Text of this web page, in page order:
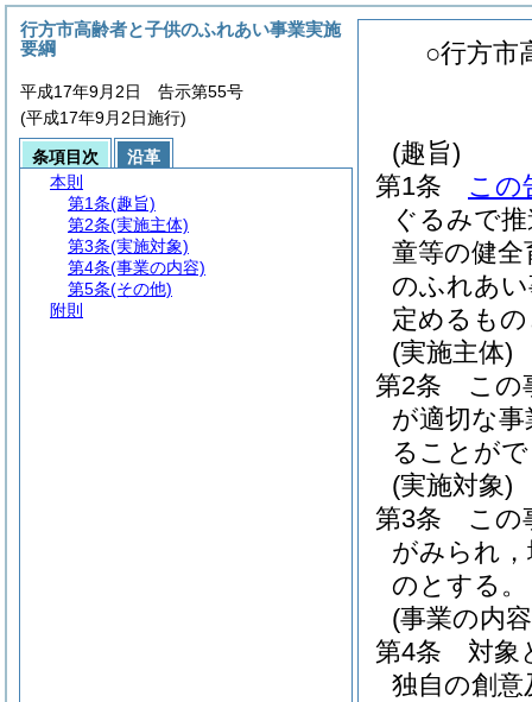
○行方市
(趣旨)
第1条
この
ぐるみで
童等の健
のふれあ
定めるも
(実施主体)
第2条
この
が適切な
ることが
(実施対象)
第3条
この
がみられ
のとする。
(事業の内
第4条
対象
独自の創
行方市高齢者と子供のふれあい事業実施
要綱
平成17年9月2日 告示第55号
(平成17年9月2日施行)
条項目次
沿革
本則
第1条(趣旨)
第2条(実施主体)
第3条(実施対象)
第4条(事業の内容)
第5条(その他)
附則